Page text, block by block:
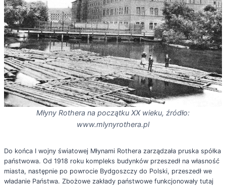
Młyny Rothera na początku XX wieku, źródło:
www.mlynyrothera.pl
Do końca I wojny światowej Młynami Rothera zarządzała pruska spółka
państwowa. Od 1918 roku kompleks budynków przeszedł na własność
miasta, następnie po powrocie Bydgoszczy do Polski, przeszedł we
władanie Państwa. Zbożowe zakłady państwowe funkcjonowały tutaj